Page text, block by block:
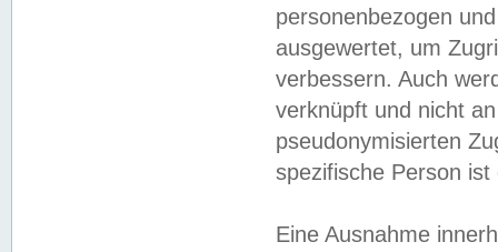
personenbezogen
ausgewertet, um
verbessern. Auch
verknüpft und nicht
pseudonymisierten
spezifische Person
Eine Ausnahme